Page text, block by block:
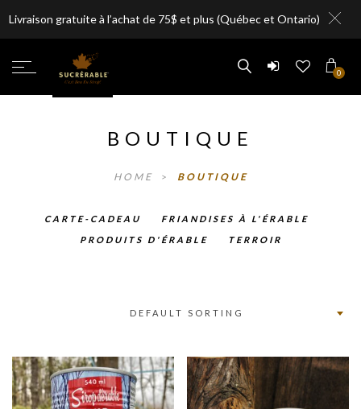
Livraison gratuite à l’achat de 75$ et plus (Québec et Ontario)
0
BOUTIQUE
HOME > BOUTIQUE
CARTE-CADEAU
FRIANDISES À L'ÉRABLE
PRODUITS D'ÉRABLE
TERROIR
DEFAULT SORTING